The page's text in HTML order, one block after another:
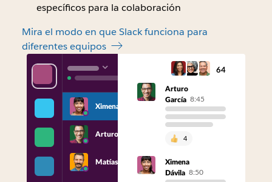
específicos para la colaboración
Mira el modo en que Slack funciona para
diferentes equipos
Ximena
Arturo
Matías
64
Arturo
García 8:45
4
Ximena
Dávila 8:50